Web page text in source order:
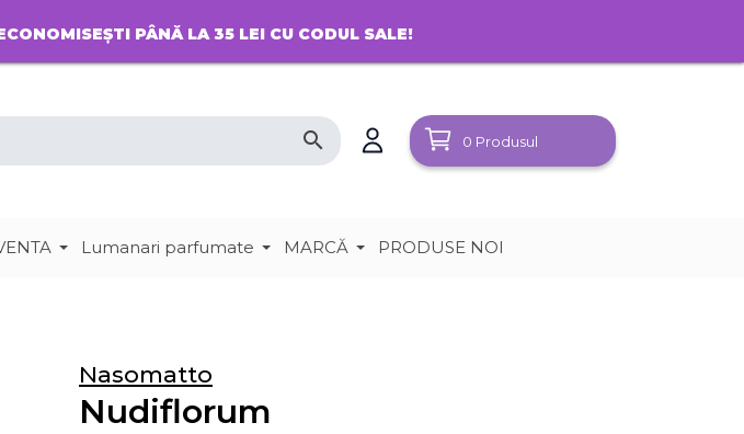
PÂNĂ LA 35 LEI CU CODUL SALE!
search 0 Produsul
Lumanari parfumate MARCĂ PRODUSE NOI
Nasomatto
Nudiflorum